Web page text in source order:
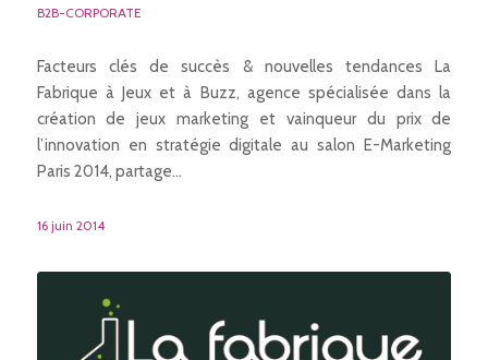
B2B-CORPORATE
Facteurs clés de succès & nouvelles tendances La
Fabrique à Jeux et à Buzz, agence spécialisée dans la
création de jeux marketing et vainqueur du prix de
l’innovation en stratégie digitale au salon E-Marketing
Paris 2014, partage…
16 juin 2014